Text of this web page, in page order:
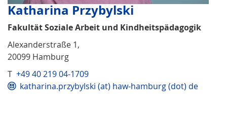
Katharina Przybylski
Fakultät Soziale Arbeit und Kindheitspädagogik
Alexanderstraße 1,
20099 Hamburg
T +49 40 219 04-1709
katharina.przybylski (at) haw-hamburg (dot) de